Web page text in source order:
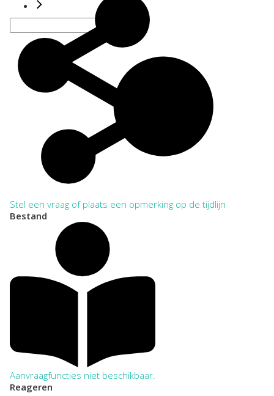
Stel een vraag of plaats een opmerking op de tijdlijn
Bestand
Aanvraagfuncties niet beschikbaar.
Reageren